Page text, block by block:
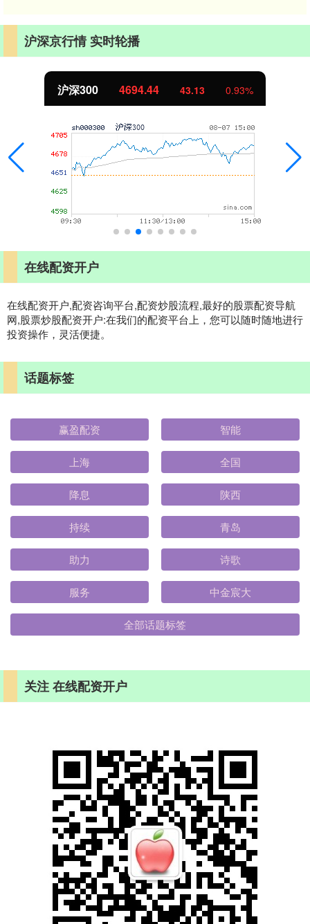
沪深京行情 实时轮播
沪深300 4694.44 43.13 0.93%
在线配资开户
在线配资开户,配资咨询平台,配资炒股流程,最好的股票配资导航
网,股票炒股配资开户:在我们的配资平台上，您可以随时随地进行
投资操作，灵活便捷。
话题标签
赢盈配资 智能
上海 全国
降息 陕西
持续 青岛
助力 诗歌
服务 中金宸大
全部话题标签
关注 在线配资开户